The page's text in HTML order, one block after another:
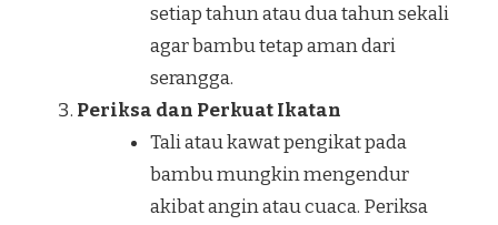
setiap tahun atau dua tahun sekali
agar bambu tetap aman dari
serangga.
Periksa dan Perkuat Ikatan
Tali atau kawat pengikat pada
bambu mungkin mengendur
akibat angin atau cuaca. Periksa